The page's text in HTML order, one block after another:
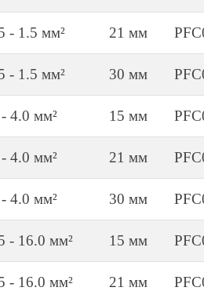
- 1.5 мм² 21 мм
- 1.5 мм² 30 мм
4.0 мм² 15 мм
4.0 мм² 21 мм
4.0 мм² 30 мм
- 16.0 мм² 15 мм
- 16.0 мм² 21 мм